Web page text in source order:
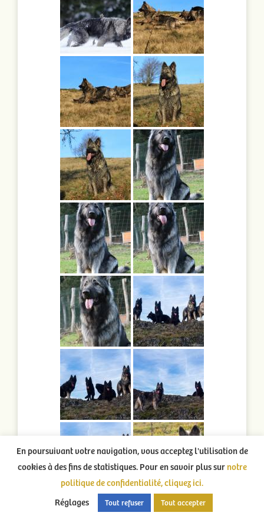
En poursuivant votre navigation, vous acceptez l'utilisation de
cookies à des fins de statistiques. Pour en savoir plus surnotre
politique de confidentialité, cliquez ici.
Réglages
Tout refuser Tout accepter